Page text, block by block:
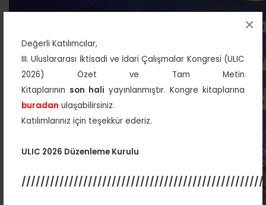
Değerli Katılımcılar,
III. Uluslararası İktisadi ve İdari Çalışmalar Kongresi (ULIC
2026) Özet ve Tam Metin
Kitaplarının son hali yayınlanmıştır. Kongre kitaplarına
buradan ulaşabilirsiniz.
Katılımlarınız için teşekkür ederiz.
ULIC 2026 Düzenleme Kurulu
×